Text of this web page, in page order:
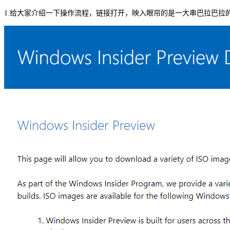
1.给大家介绍一下操作流程，链接打开，映入眼帘的是一大串巴拉巴拉